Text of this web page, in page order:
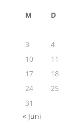
M D
3
4
10
11
17
18
24
25
31
« Juni